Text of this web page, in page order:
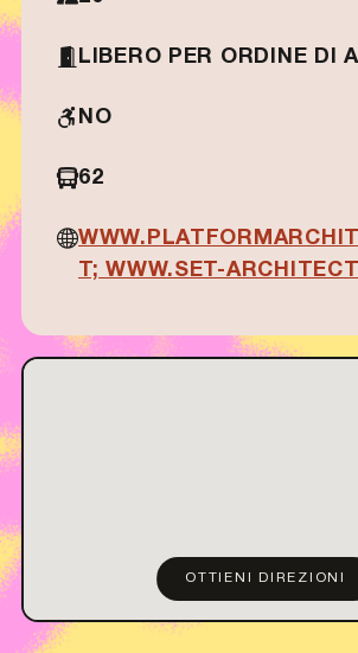
LIBERO PER ORDINE DI
NO
62
T; WWW.SET-
OTTIENI DIREZIONI